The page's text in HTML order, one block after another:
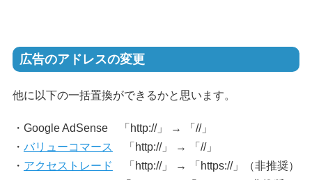
広告のアドレスの変更
他に以下の一括置換ができるかと思います。
・Google AdSense 「http://」 → 「//」
・ バリューコマース
「http://」 → 「//」
・ アクセストレード
「http://」 → 「https://」（非推奨）